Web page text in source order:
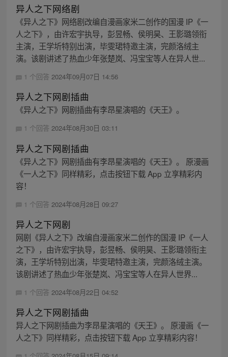
异人之下网络剧
《异人之下》网络剧改编自漫画家米二创作的国漫 IP《一
人之下》，由许宏宇执导，彭昱畅、侯明昊、王影璐领衔
主演，王学圻特别出演，毕雯珺特邀主演，完颜洛绒主
演。该剧讲述了热血少年张楚岚、冯宝宝等人在异人世...
1 个回答 2024年09月07日 14:56
异人之下网剧插曲
《异人之下》网剧插曲有李昂星演唱的《天王》。
1 个回答 2024年08月30日 03:11
异人之下网剧插曲
《异人之下》网剧插曲有李昂星演唱的《天王》。 原漫画
《一人之下》同样精彩，点击按钮下载 App 立享精彩内
容！
1 个回答 2024年08月28日 09:27
异人之下网剧
网剧《异人之下》改编自漫画家米二创作的国漫 IP《一人
之下》，由许宏宇执导，彭昱畅、侯明昊、王影璐领衔主
演，王学圻特别出演，毕雯珺特邀主演，完颜洛绒主演。
该剧讲述了热血少年张楚岚、冯宝宝等人在异人世界...
1 个回答 2024年08月22日 04:52
异人之下网剧插曲
异人之下网剧插曲为李昂星演唱的《天王》。 原漫画《一
人之下》同样精彩，点击按钮下载 App 立享精彩内容！